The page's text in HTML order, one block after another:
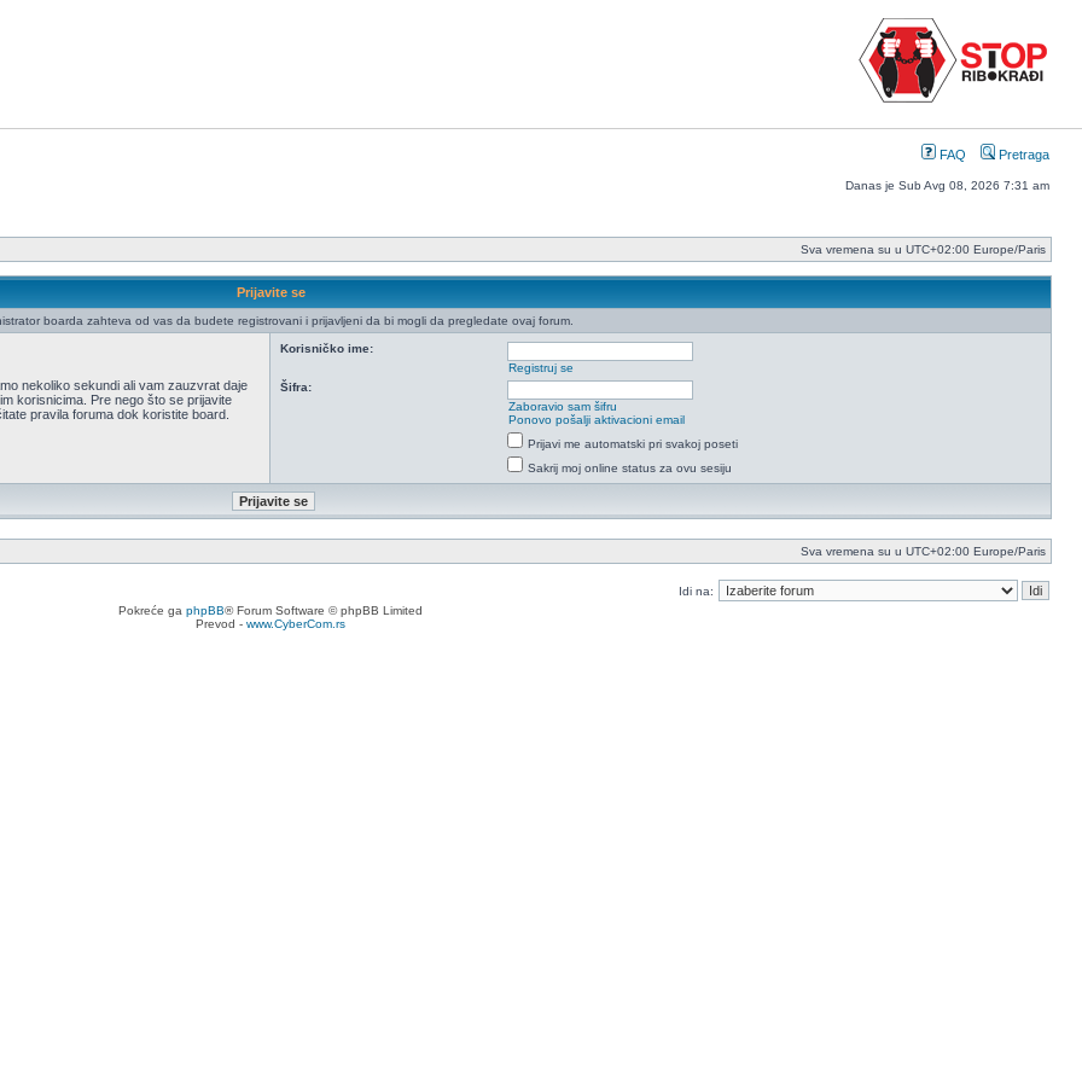
FAQ Pretraga
Danas je Sub Avg 08, 2026 7:31 am
Sva vremena su u UTC+02:00 Europe/Paris
Prijavite se
boarda zahteva od vas da budete registrovani i prijavljeni da bi mogli da pregledate ovaj forum.
nekoliko sekundi ali vam zauzvrat daje
korisnicima. Pre nego što se prijavite
pravila foruma dok koristite board.
Korisničko ime:
Registruj se
Šifra:
Zaboravio sam šifru
Ponovo pošalji aktivacioni email
Prijavi me automatski pri svakoj poseti
Sakrij moj online status za ovu sesiju
Sva vremena su u UTC+02:00 Europe/Paris
Idi na:
Pokreće ga phpBB® Forum Software © phpBB Limited
Prevod - www.CyberCom.rs